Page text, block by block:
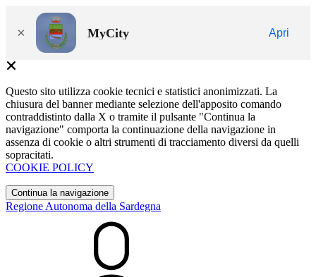
× MyCity Apri
Questo sito utilizza cookie tecnici e statistici anonimizzati. La
chiusura del banner mediante selezione dell'apposito comando
contraddistinto dalla X o tramite il pulsante "Continua la
navigazione" comporta la continuazione della navigazione in
assenza di cookie o altri strumenti di tracciamento diversi da quelli
sopracitati.
COOKIE POLICY
Continua la navigazione
Regione Autonoma della Sardegna